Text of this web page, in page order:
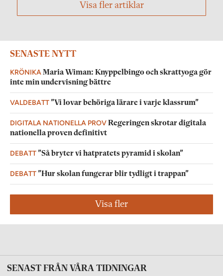
Visa fler artiklar
SENASTE NYTT
KRÖNIKAMaria Wiman: Knyppelbingo och skrattyoga gör
inte min undervisning bättre
VALDEBATT”Vi lovar behöriga lärare i varje klassrum”
DIGITALA NATIONELLA PROVRegeringen skrotar digitala
nationella proven definitivt
DEBATT”Så bryter vi hatpratets pyramid i skolan”
DEBATT”Hur skolan fungerar blir tydligt i trappan”
Visa fler
SENAST FRÅN VÅRA TIDNINGAR